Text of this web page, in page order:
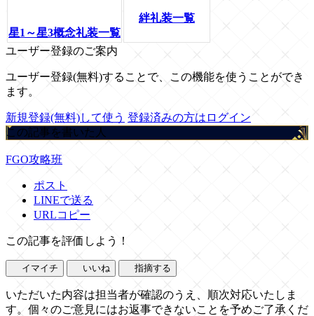
星1～星3概念礼装一覧
絆礼装一覧
ユーザー登録のご案内
ユーザー登録(無料)することで、この機能を使うことができ
ます。
新規登録(無料)して使う 登録済みの方はログイン
この記事を書いた人
FGO攻略班
ポスト
LINEで送る
URLコピー
この記事を評価しよう！
イマイチ いいね 指摘する
いただいた内容は担当者が確認のうえ、順次対応いたしま
す。個々のご意見にはお返事できないことを予めご了承くだ